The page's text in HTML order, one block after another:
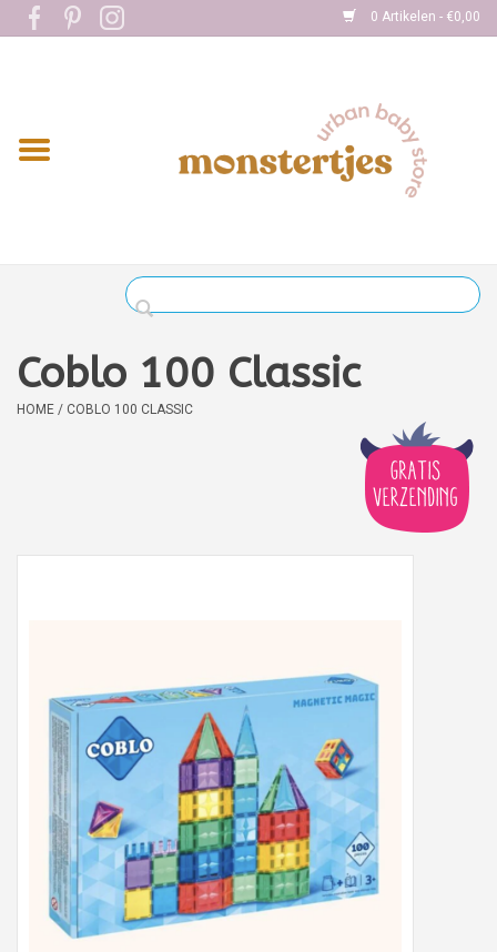
0 Artikelen - €0,00
Home
Kleding
Verzorging
kaartjes
Merken
Coblo 100 Classic
HOME / COBLO 100 CLASSIC